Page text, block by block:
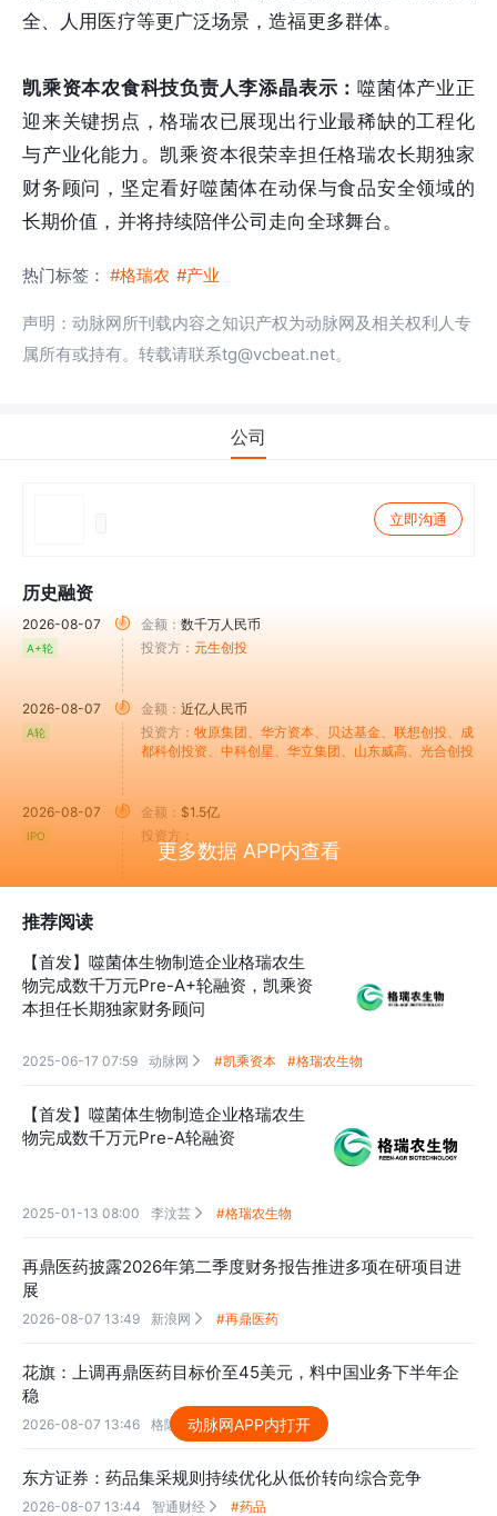
全、人用医疗等更广泛场景，造福更多群体。
凯乘资本农食科技负责人李添晶表示：噬菌体产业正
迎来关键拐点，格瑞农已展现出行业最稀缺的工程化
与产业化能力。凯乘资本很荣幸担任格瑞农长期独家
财务顾问，坚定看好噬菌体在动保与食品安全领域的
长期价值，并将持续陪伴公司走向全球舞台。
热门标签： #格瑞农 #产业
声明：动脉网所刊载内容之知识产权为动脉网及相关权利人专
属所有或持有。转载请联系tg@vcbeat.net。
公司
立即沟通
历史融资
2026-08-07
A+轮
金额： 数千万人民币
投资方： 元生创投
2026-08-07
A轮
金额： 近亿人民币
投资方： 牧原集团 、华方资本 、贝达基金 、联想创投 、成
都科创投资 、中科创星 、华立集团 、山东威高 、光合创投
2026-08-07
IPO
金额： $1.5亿
投资方：
更多数据 APP内查看
推荐阅读
【首发】噬菌体生物制造企业格瑞农生
物完成数千万元Pre-A+轮融资，凯乘资
本担任长期独家财务顾问
2025-06-17 07:59 动脉网  #凯乘资本 #格瑞农生物
【首发】噬菌体生物制造企业格瑞农生
物完成数千万元Pre-A轮融资
2025-01-13 08:00 李汶芸  #格瑞农生物
再鼎医药披露2026年第二季度财务报告推进多项在研项目进
展
2026-08-07 13:49 新浪网  #再鼎医药
花旗：上调再鼎医药目标价至45美元，料中国业务下半年企
稳
2026-08-07 13:46 格隆汇 #花旗 #再鼎医药
东方证券：药品集采规则持续优化从低价转向综合竞争
2026-08-07 13:44 智通财经  #药品
动脉网APP内打开